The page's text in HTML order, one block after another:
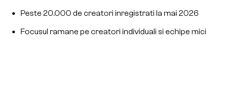
Peste 20.000 de creatori inregistrati la mai 2026
Focusul ramane pe creatori individuali si echipe mici